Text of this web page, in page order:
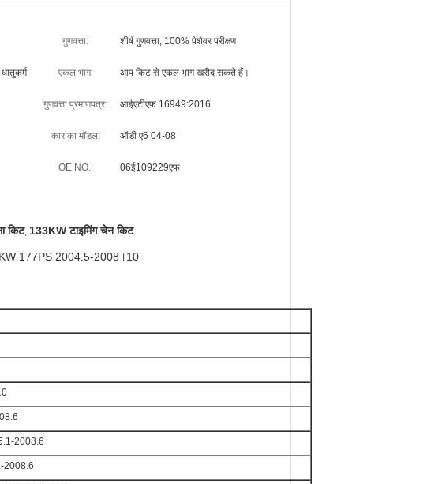
गुणवत्ता: शीर्ष गुणवत्ता, 100% पेशेवर परीक्षण
एकल भाग: आप किट से एकल भाग खरीद सकते हैं।
गुणवत्ता प्रमाणपत्र: आईएटीएफ 16949:2016
कार का मॉडल: ऑडी ए6 04-08
OE NO.: 06ई109229एफ
किट, 133KW टाइमिंग चेन किट
177PS 2004.5-2008।10
2008.6
2008.6